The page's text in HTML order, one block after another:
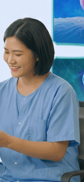
tóc quá chặt,
kiểu hình hạt
pháp điều trị
đến rụng tóc.
mọc tóc và làm
xét nghiệm, chẩn
Y tế Vinmec
Vinmec. Chúc bạn